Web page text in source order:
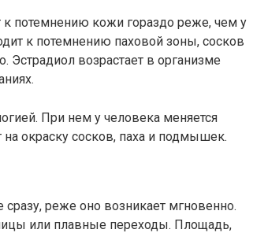
потемнению кожи гораздо реже, чем у
к потемнению паховой зоны, сосков
Эстрадиол возрастает в организме
При нем у человека меняется
окраску сосков, паха и подмышек.
реже оно возникает мгновенно.
или плавные переходы. Площадь,